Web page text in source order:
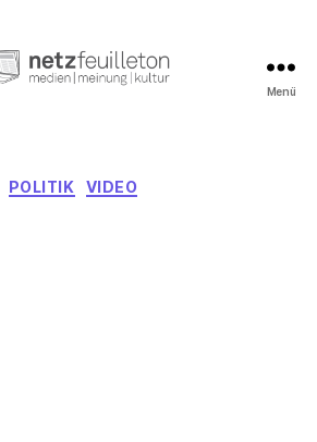
Menü
Kategorien
POLITIK VIDEO